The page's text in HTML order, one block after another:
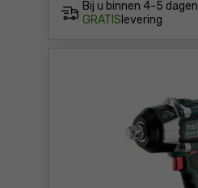
Bij u binnen 4-5 dagen
GRATIS levering